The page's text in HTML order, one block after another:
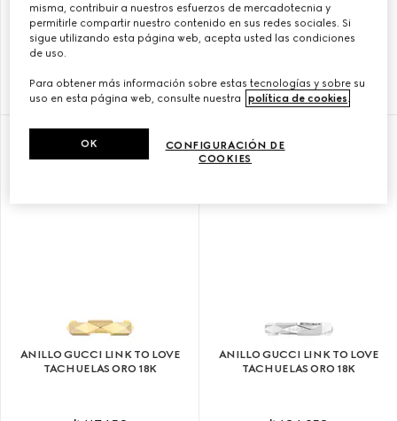
ANILLO GUCCI LINK TO LOVE
ESPEJO ORO 18K
₺ 65.350
ANILLO GUCCI LINK TO LOVE
TACHUELAS ORO 18K
₺ 101.000
ANILLO GUCCI LINK TO LOVE
TACHUELAS ORO 18K
ANILLO GUCCI LINK TO LOVE
TACHUELAS ORO 18K
misma, contribuir a nuestros esfuerzos de mercadotecnia y
permitirle compartir nuestro contenido en sus redes sociales. Si
sigue utilizando esta página web, acepta usted las condiciones
de uso.
Para obtener más información sobre estas tecnologías y sobre su
uso en esta página web, consulte nuestra
política de cookies
CONFIGURACIÓN DE
COOKIES
OK